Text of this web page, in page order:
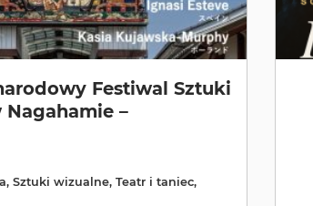
Festiwal Sztuki
Nagahamie –
, Sztuki wizualne, Teatr i taniec,